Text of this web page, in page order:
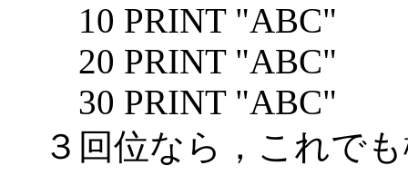
10 PRINT "ABC"
20 PRINT "ABC"
30 PRINT "ABC"
３回位なら，これで